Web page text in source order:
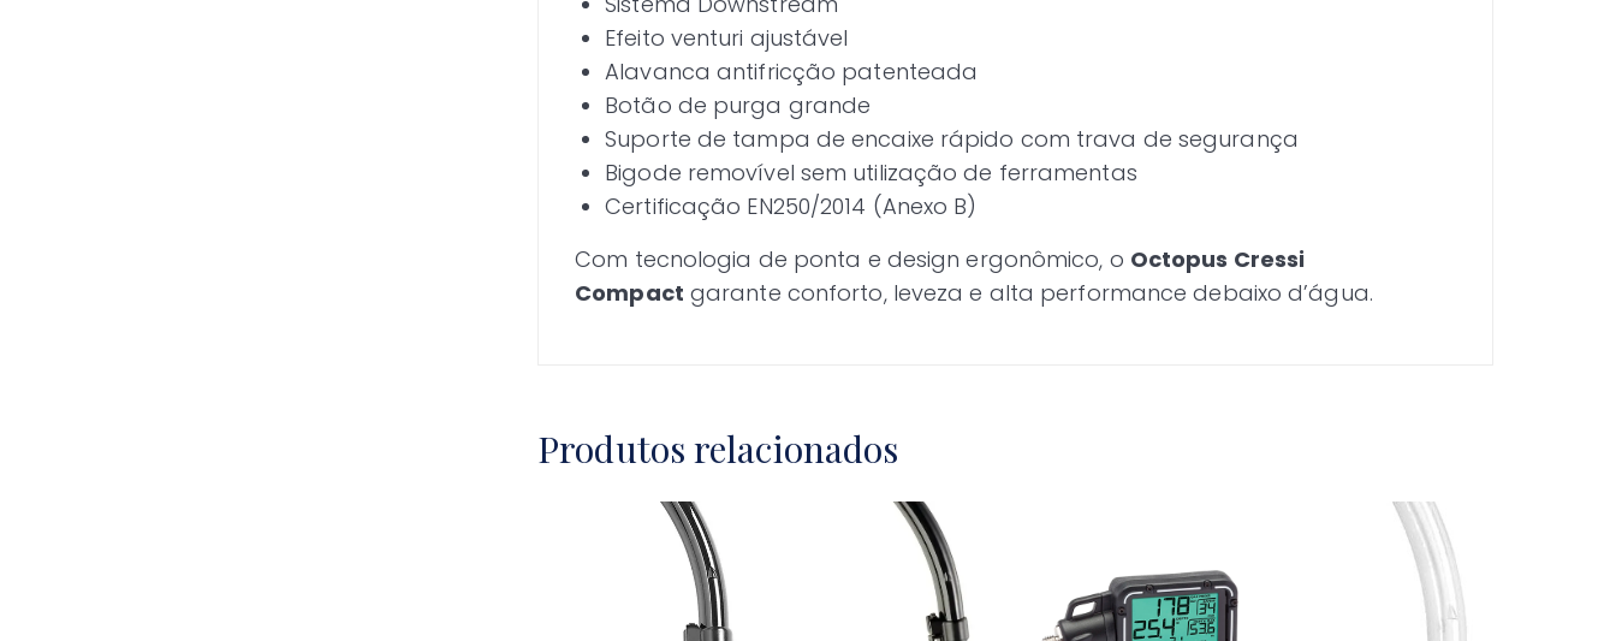
Efeito venturi ajustável
Alavanca antifricção patenteada
Botão de purga grande
Suporte de tampa de encaixe rápido com trava de segurança
Bigode removível sem utilização de ferramentas
Certificação EN250/2014 (Anexo B)
Com tecnologia de ponta e design ergonômico, o Octopus Cressi
Compact garante conforto, leveza e alta performance debaixo d’água.
Produtos relacionados